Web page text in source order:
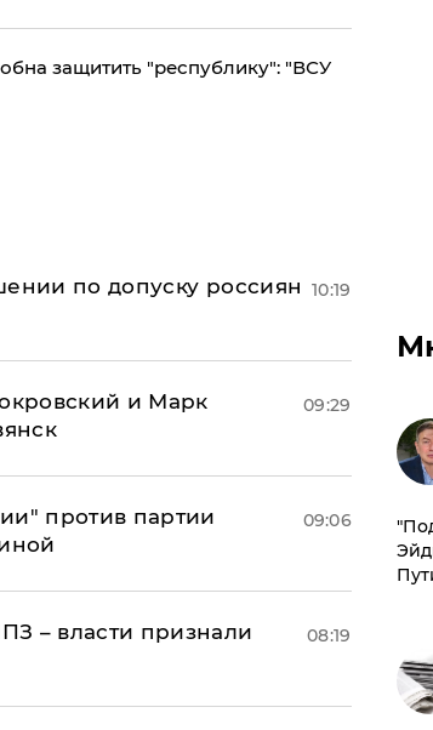
защитить "республику": "ВСУ
по допуску россиян 10:19
и Марк
09:29
против партии
09:06
– власти признали
08:19